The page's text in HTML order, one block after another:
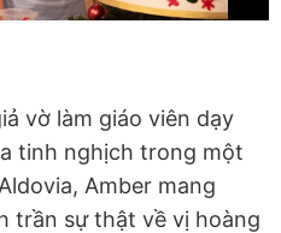
vờ làm giáo viên dạy
tinh nghịch trong một
Amber mang
trần sự thật về vị hoàng